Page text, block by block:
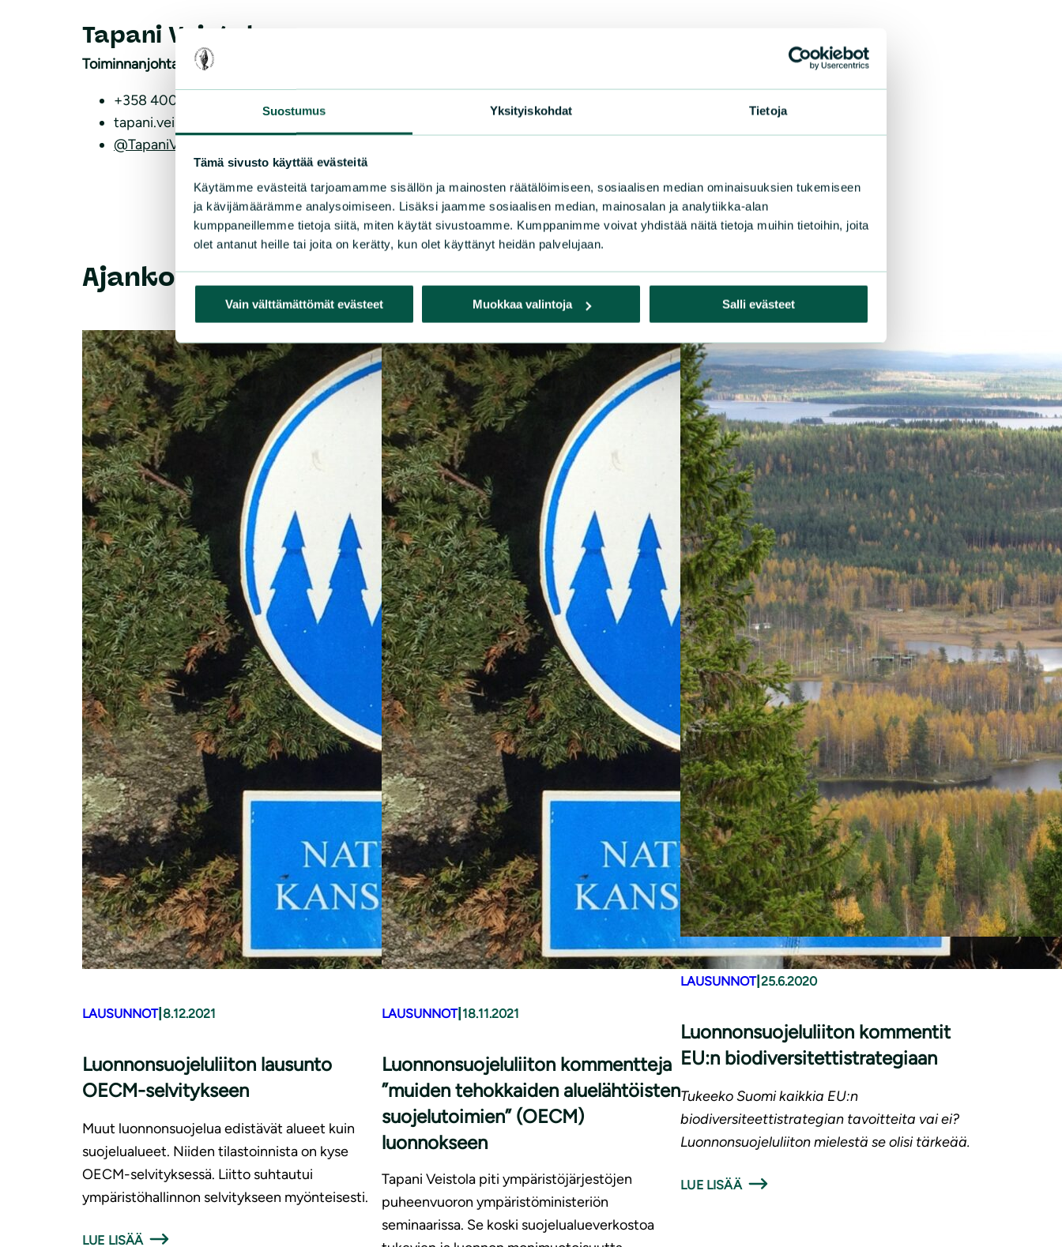
Suostumus Yksityiskohdat Tietoja
Tämä sivusto käyttää evästeitä
Käytämme evästeitä tarjoamamme sisällön ja mainosten räätälöimiseen, sosiaalisen median ominaisuuksien tukemiseen
ja kävijämäärämme analysoimiseen. Lisäksi jaamme sosiaalisen median, mainosalan ja analytiikka-alan
kumppaneillemme tietoja siitä, miten käytät sivustoamme. Kumppanimme voivat yhdistää näitä tietoja muihin tietoihin, joita
olet antanut heille tai joita on kerätty, kun olet käyttänyt heidän palvelujaan.
Vain välttämättömät evästeet Muokkaa valintoja Salli evästeet
Toiminnanjohtaja
Tapani Veistola
+358 400 615 530
tapani.veistola(a)sll.fi
@TapaniVeistola
Ajankohtaista
LAUSUNNOT| 8.12.2021
Luon­non­suo­je­lu­lii­ton lausunto
OECM-selvitykseen
Muut luonnonsuojelua edistävät alueet kuin
suojelualueet. Niiden tilastoinnista on kyse
OECM-selvityksessä. Liitto suhtautui
ympäristöhallinnon selvitykseen myönteisesti.
LUE LISÄÄ
LAUSUNNOT| 18.11.2021
Luon­non­suo­je­lu­lii­ton kommentteja
”muiden tehokkaiden aluelähtöisten
suo­je­lu­toi­mien” (OECM)
luonnokseen
Tapani Veistola piti ympäristöjärjestöjen
puheenvuoron ympäristöministeriön
seminaarissa. Se koski suojelualueverkostoa
LAUSUNNOT|25.6.2020
Luon­non­suo­je­lu­lii­ton kommentit
EU:n bio­di­ver­si­tet­ti­stra­te­gi­aan
Tukeeko Suomi kaikkia EU:n
biodiversiteettistrategian tavoitteita vai ei?
Luonnonsuojeluliiton mielestä se olisi tärkeää.
LUE LISÄÄ